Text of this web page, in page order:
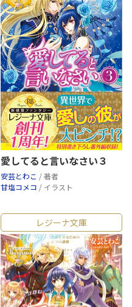
愛してると言いなさい３
安芸とわこ / 著者
甘塩コメコ / イラスト
レジーナ文庫